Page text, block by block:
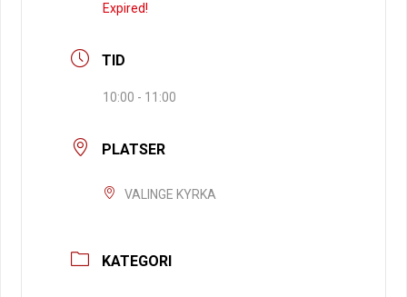
Expired!
TID
10:00 - 11:00
PLATSER
VALINGE KYRKA
KATEGORI